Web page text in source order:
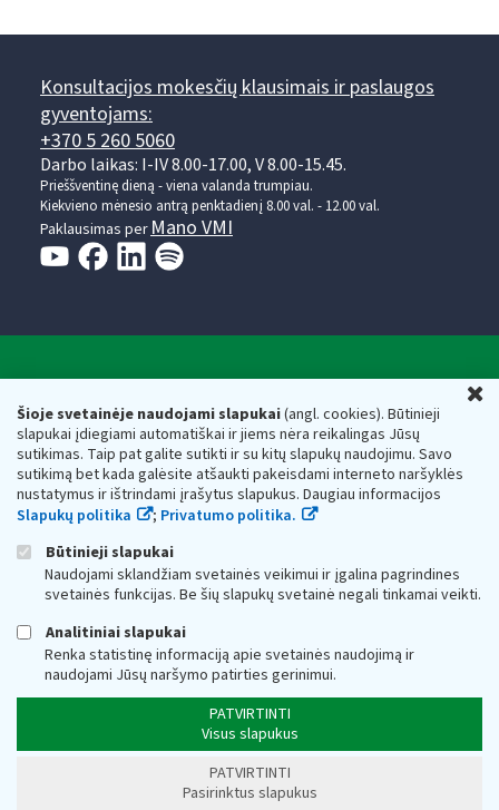
Šioje svetainėje naudojami slapukai(angl. cookies). Būtinieji
slapukai įdiegiami automatiškai ir jiems nėra reikalingas Jūsų
sutikimas. Taip pat galite sutikti ir su kitų slapukų naudojimu. Savo
sutikimą bet kada galėsite atšaukti pakeisdami interneto naršyklės
nustatymus ir ištrindami įrašytus slapukus. Daugiau informacijos
Slapukų politika
; Privatumo politika.
Būtinieji slapukai
Naudojami sklandžiam svetainės veikimui ir įgalina pagrindines
svetainės funkcijas. Be šių slapukų svetainė negali tinkamai veikti.
Analitiniai slapukai
Renka statistinę informaciją apie svetainės naudojimą ir
naudojami Jūsų naršymo patirties gerinimui.
PATVIRTINTI
Visus slapukus
PATVIRTINTI
Pasirinktus slapukus
Konsultacijos mokesčių klausimais ir paslaugos
gyventojams:
+370 5 260 5060
Darbo laikas: I-IV 8.00-17.00, V 8.00-15.45.
Prieššventinę dieną - viena valanda trumpiau.
Kiekvieno mėnesio antrą penktadienį 8.00 val. - 12.00 val.
Paklausimas perMano VMI
Valstybinė mokesčių inspekcija prie Lietuvos
Respublikos finansų ministerijos
Biudžetinė įstaiga. Juridinio asmens kodas — 188659752,
adresas: Vasario 16-osios g. 14, 01107 Vilnius, Lietuva, el.paštas:
vmi@vmi.lt , E. pristatymo dėžutės adresas 188659752
Duomenys apie Valstybinę mokesčių inspekciją prie Lietuvos
Respublikos finansų ministerijos kaupiami ir saugomi Juridinių